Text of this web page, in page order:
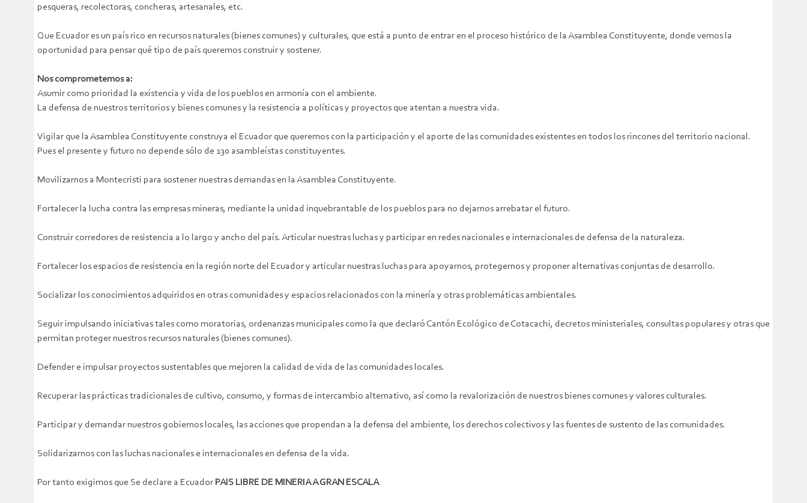
pesqueras, recolectoras, concheras, artesanales, etc.
Que Ecuador es un país rico en recursos naturales (bienes comunes) y culturales, que está a punto de entrar en el proceso histórico de la Asamblea Constituyente, donde vemos la
oportunidad para pensar qué tipo de país queremos construir y sostener.
Nos comprometemos a:
Asumir como prioridad la existencia y vida de los pueblos en armonía con el ambiente.
La defensa de nuestros territorios y bienes comunes y la resistencia a políticas y proyectos que atentan a nuestra vida.
Vigilar que la Asamblea Constituyente construya el Ecuador que queremos con la participación y el aporte de las comunidades existentes en todos los rincones del territorio nacional.
Pues el presente y futuro no depende sólo de 130 asambleístas constituyentes.
Movilizarnos a Montecristi para sostener nuestras demandas en la Asamblea Constituyente.
Fortalecer la lucha contra las empresas mineras, mediante la unidad inquebrantable de los pueblos para no dejarnos arrebatar el futuro.
Construir corredores de resistencia a lo largo y ancho del país. Articular nuestras luchas y participar en redes nacionales e internacionales de defensa de la naturaleza.
Fortalecer los espacios de resistencia en la región norte del Ecuador y articular nuestras luchas para apoyarnos, protegernos y proponer alternativas conjuntas de desarrollo.
Socializar los conocimientos adquiridos en otras comunidades y espacios relacionados con la minería y otras problemáticas ambientales.
Seguir impulsando iniciativas tales como moratorias, ordenanzas municipales como la que declaró Cantón Ecológico de Cotacachi, decretos ministeriales, consultas populares y otras que
permitan proteger nuestros recursos naturales (bienes comunes).
Defender e impulsar proyectos sustentables que mejoren la calidad de vida de las comunidades locales.
Recuperar las prácticas tradicionales de cultivo, consumo, y formas de intercambio alternativo, así como la revalorización de nuestros bienes comunes y valores culturales.
Participar y demandar nuestros gobiernos locales, las acciones que propendan a la defensa del ambiente, los derechos colectivos y las fuentes de sustento de las comunidades.
Solidarizarnos con las luchas nacionales e internacionales en defensa de la vida.
Por tanto exigimos que Se declare a Ecuador PAIS LIBRE DE MINERIA A GRAN ESCALA